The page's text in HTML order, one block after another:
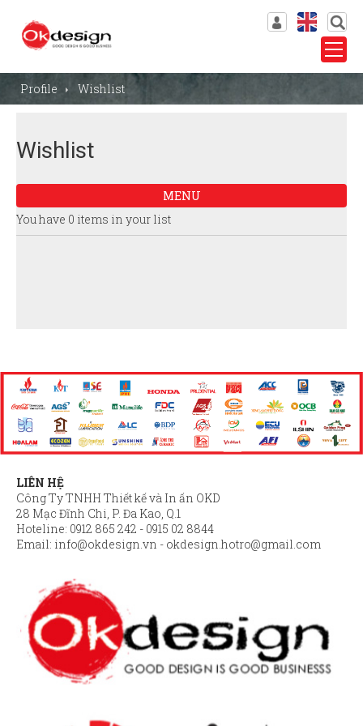
Wishlist
VN
EN
Profile Wishlist
Wishlist
MENU
You have 0 items in your list
LIÊN HỆ
Công Ty TNHH Thiết kế và In ấn OKD
28 Mạc Đĩnh Chi, P. Đa Kao, Q.1
Hoteline: 0912 865 242 - 0915 02 8844
Email: info@okdesign.vn - okdesign.hotro@gmail.com